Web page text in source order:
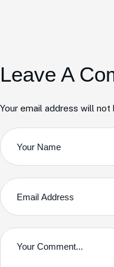
Leave A
Your email address will